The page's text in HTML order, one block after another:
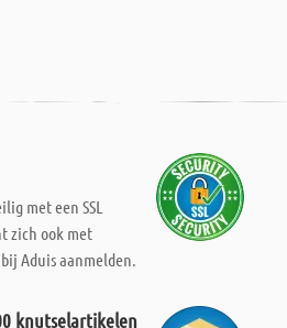
met een SSL
zich ook met
Aduis aanmelden.
knutselartikelen